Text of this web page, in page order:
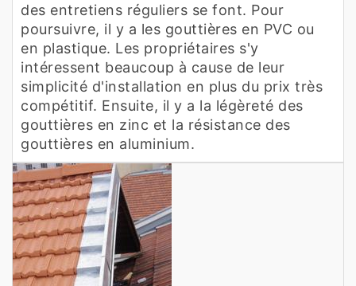
des entretiens réguliers se font. Pour
poursuivre, il y a les gouttières en PVC ou
en plastique. Les propriétaires s'y
intéressent beaucoup à cause de leur
simplicité d'installation en plus du prix très
compétitif. Ensuite, il y a la légèreté des
gouttières en zinc et la résistance des
gouttières en aluminium.